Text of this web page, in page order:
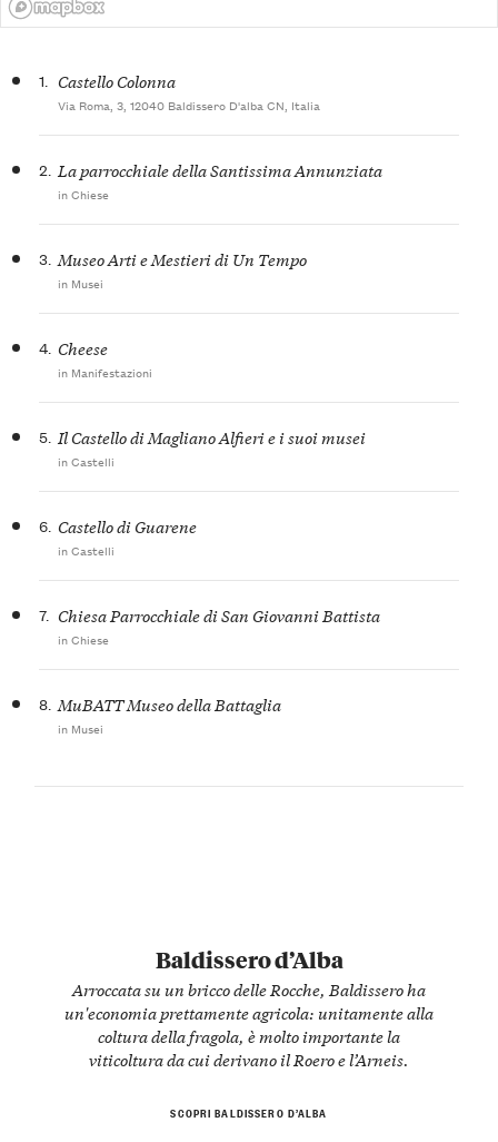
Baldissero d’Alba
Arroccata su un bricco delle Rocche, Baldissero ha
un'economia prettamente agricola: unitamente alla
coltura della fragola, è molto importante la
viticoltura da cui derivano il Roero e l’Arneis.
SCOPRI BALDISSERO D’ALBA
1. Castello Colonna
Via Roma, 3, 12040 Baldissero D'alba CN, Italia
2. La parrocchiale della Santissima Annunziata
in Chiese
3. Museo Arti e Mestieri di Un Tempo
in Musei
4. Cheese
in Manifestazioni
5. Il Castello di Magliano Alfieri e i suoi musei
in Castelli
6. Castello di Guarene
in Castelli
7. Chiesa Parrocchiale di San Giovanni Battista
in Chiese
8. MuBATT Museo della Battaglia
in Musei